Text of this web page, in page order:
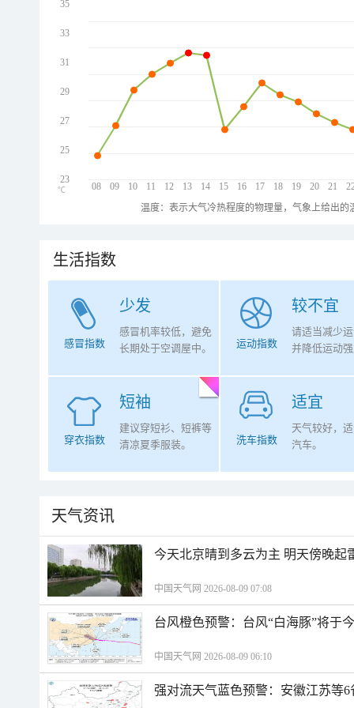
08 09 10 11 12 13 14 15 16 17 18 19 20 21
35
33
31
29
27
25
23
℃
温度：表示大气冷热程度的物理量，气象上给出
生活指数
少发
感冒指数
感冒机率较低，避免
长期处于空调屋中。
较不宜
运动指数
请适当减少
并降低运动
短袖
穿衣指数
建议穿短衫、短裤等
清凉夏季服装。
适宜
洗车指数
天气较好，
汽车。
天气资讯
今天北京晴到多云为主 明天傍晚起
中国天气网 2026-08-09 07:08
台风橙色预警：台风“白海豚”将于
中国天气网 2026-08-09 06:10
强对流天气蓝色预警：安徽江苏等